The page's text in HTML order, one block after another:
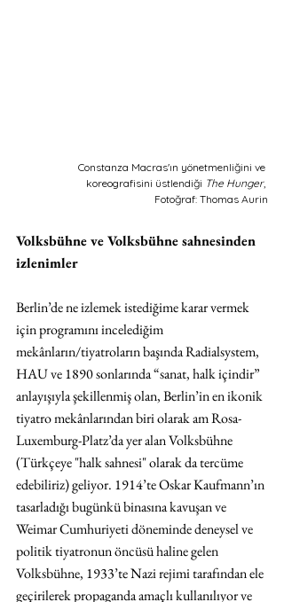
Constanza Macras'ın yönetmenliğini ve
koreografisini üstlendiği The Hunger,
Fotoğraf: Thomas Aurin
Volksbühne ve Volksbühne sahnesinden
izlenimler
Berlin’de ne izlemek istediğime karar vermek
için programını incelediğim
mekânların/tiyatroların başında Radialsystem,
HAU ve 1890 sonlarında “sanat, halk içindir”
anlayışıyla şekillenmiş olan, Berlin’in en ikonik
tiyatro mekânlarından biri olarak am Rosa-
Luxemburg-Platz’da yer alan Volksbühne
(Türkçeye "halk sahnesi" olarak da tercüme
edebiliriz) geliyor. 1914’te Oskar Kaufmann’ın
tasarladığı bugünkü binasına kavuşan ve
Weimar Cumhuriyeti döneminde deneysel ve
politik tiyatronun öncüsü haline gelen
Volksbühne, 1933’te Nazi rejimi tarafından ele
geçirilerek propaganda amaçlı kullanılıyor ve